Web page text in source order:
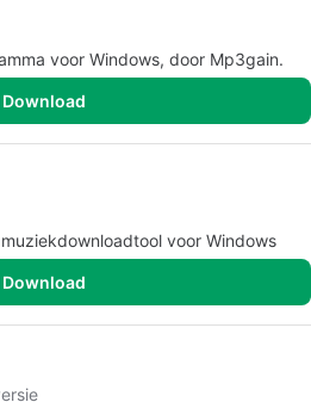
voor Windows, door Mp3gain.
Download
voor Windows
Download